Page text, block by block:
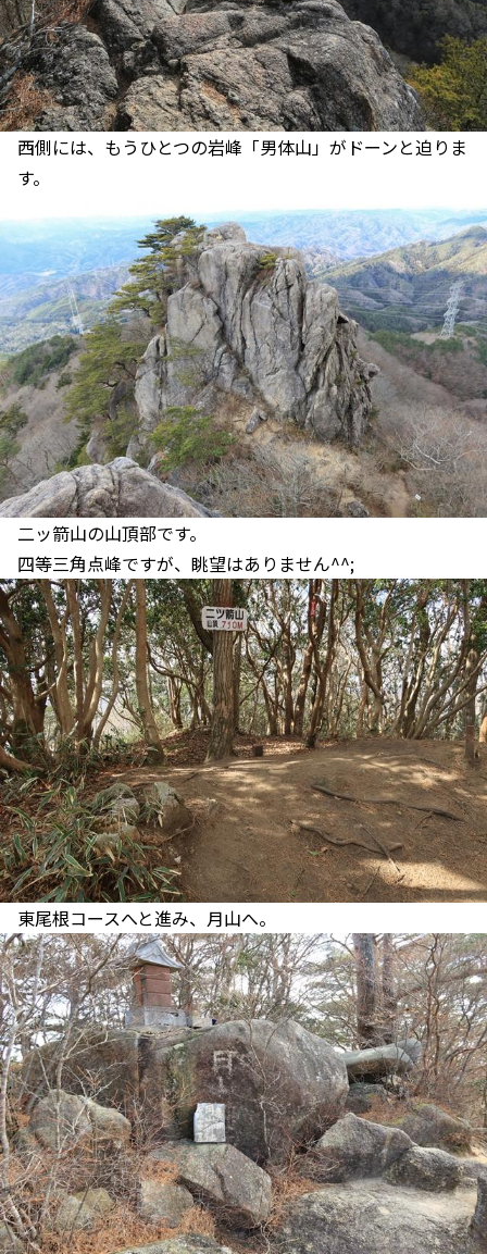
西側には、もうひとつの岩峰「男体山」がドーンと迫りま
す。
二ッ箭山の山頂部です。
四等三角点峰ですが、眺望はありません^^;
東尾根コースへと進み、月山へ。